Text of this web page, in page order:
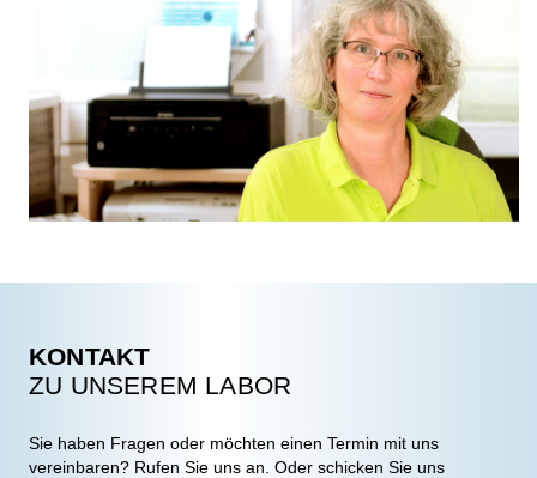
KONTAKT
ZU UNSEREM LABOR
Sie haben Fragen oder möchten einen Termin mit uns
vereinbaren? Rufen Sie uns an. Oder schicken Sie uns